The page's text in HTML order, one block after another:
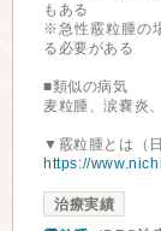
もある
※急性霰粒腫の
る必要がある
■類似の病気
麦粒腫、涙嚢炎
▼霰粒腫とは（
https://
治療実績